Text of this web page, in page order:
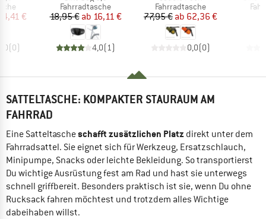
Preis
€
(0)
Produktgruppe
Fahrradtasche
Preis
18,95 € reduzierter Preis
ab 16,11 €
4,0( 1)
Produktgruppe
Fahrradtasche
Preis
77,95 € reduzierter Preis
ab 62,36 €
0,0(0)
SATTELTASCHE: KOMPAKTER STAURAUM AM
FAHRRAD
Eine Satteltascheschafft zusätzlichen Platz direkt unter dem
Fahrradsattel. Sie eignet sich für Werkzeug, Ersatzschlauch,
Minipumpe, Snacks oder leichte Bekleidung. So transportierst
Du wichtige Ausrüstung fest am Rad und hast sie unterwegs
schnell griffbereit. Besonders praktisch ist sie, wenn Du ohne
Rucksack fahren möchtest und trotzdem alles Wichtige
dabeihaben willst.